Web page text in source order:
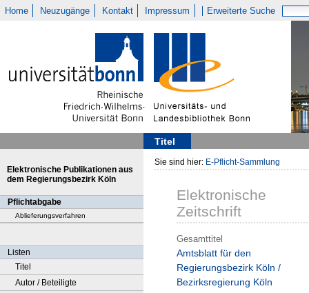
Home Neuzugänge Kontakt Impressum Erweiterte Suche
Titel
Elektronische Publikationen aus
dem Regierungsbezirk Köln
Pflichtabgabe
Ablieferungsverfahren
Listen
Titel
Autor / Beteiligte
Sie sind hier: E-Pflicht-Sammlung
Elektronische
Zeitschrift
Gesamttitel
Amtsblatt für den
Regierungsbezirk Köln /
Bezirksregierung Köln